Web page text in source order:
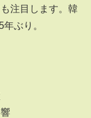
注目します。韓
ぶり。